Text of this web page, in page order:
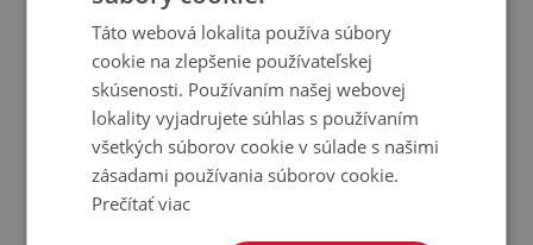
Hrúbka:1,6 mm.
Koberce nie sú protišmykové;
Odtiene kobercov sa môžu mierne líšiť od vizualizácie.
Podložka je určená na použitie na tvrdom povrchu. Pri
položení na mäkký povrch sa môže ohnúť a posunúť.
Táto webová lokalita používa súbory
cookie na zlepšenie používateľskej
skúsenosti. Používaním našej webovej
lokality vyjadrujete súhlas s používaním
všetkých súborov cookie v súlade s našimi
zásadami používania súborov cookie.
Prečítať viac